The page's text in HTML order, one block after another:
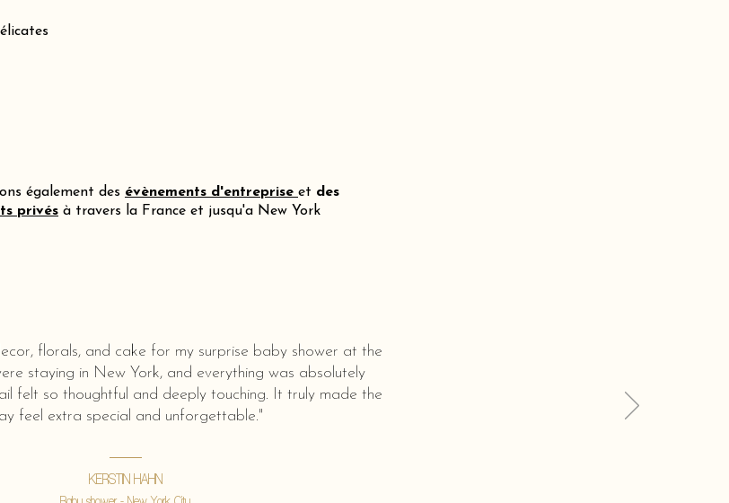
également des évènements d'entreprise et des
privés à travers la France et jusqu'a New York
florals, and cake for my surprise baby shower at the
staying in New York, and everything was absolutely
felt so thoughtful and deeply touching. It truly made the
feel extra special and unforgettable."
KERSTIN HAHN